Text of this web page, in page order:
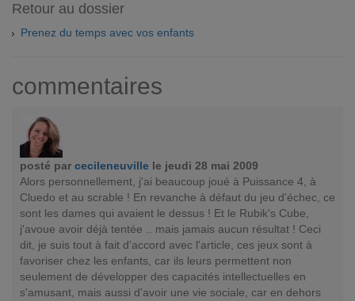
Retour au dossier
Prenez du temps avec vos enfants
commentaires
posté par cecileneuville le jeudi 28 mai 2009
Alors personnellement, j'ai beaucoup joué à Puissance 4, à
Cluedo et au scrable ! En revanche à défaut du jeu d'échec, ce
sont les dames qui avaient le dessus ! Et le Rubik's Cube,
j'avoue avoir déjà tentée .. mais jamais aucun résultat ! Ceci
dit, je suis tout à fait d'accord avec l'article, ces jeux sont à
favoriser chez les enfants, car ils leurs permettent non
seulement de développer des capacités intellectuelles en
s'amusant, mais aussi d'avoir une vie sociale, car en dehors